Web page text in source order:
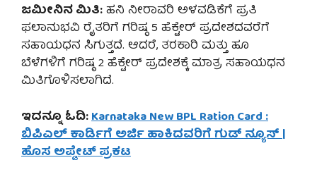
ಜಮೀನಿನ ಮಿತಿ:ಹನಿ ನೀರಾವರಿ ಅಳವಡಿಕೆಗೆ ಪ್ರತಿ
ಫಲಾನುಭವಿ ರೈತರಿಗೆ ಗರಿಷ್ಠ 5 ಹೆಕ್ಟೇರ್ ಪ್ರದೇಶದವರೆಗೆ
ಸಹಾಯಧನ ಸಿಗುತ್ತದೆ. ಆದರೆ, ತರಕಾರಿ ಮತ್ತು ಹೂ
ಬೆಳೆಗಳಿಗೆ ಗರಿಷ್ಠ 2 ಹೆಕ್ಟೇರ್ ಪ್ರದೇಶಕ್ಕೆ ಮಾತ್ರ ಸಹಾಯಧನ
ಮಿತಿಗೊಳಿಸಲಾಗಿದೆ.
ಇದನ್ನೂ ಓದಿ:Karnataka New BPL Ration Card :
ಬಿಪಿಎಲ್ ಕಾರ್ಡಿಗೆ ಅರ್ಜಿ ಹಾಕಿದವರಿಗೆ ಗುಡ್ ನ್ಯೂಸ್ |
ಹೊಸ ಅಪ್ಡೇಟ್ ಪ್ರಕಟ